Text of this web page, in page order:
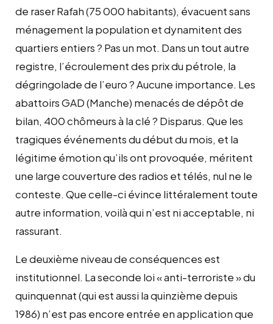
de raser Rafah (75 000 habitants), évacuent sans
ménagement la population et dynamitent des
quartiers entiers ? Pas un mot. Dans un tout autre
registre, l’écroulement des prix du pétrole, la
dégringolade de l’euro ? Aucune importance. Les
abattoirs GAD (Manche) menacés de dépôt de
bilan, 400 chômeurs à la clé ? Disparus. Que les
tragiques événements du début du mois, et la
légitime émotion qu’ils ont provoquée, méritent
une large couverture des radios et télés, nul ne le
conteste. Que celle-ci évince littéralement toute
autre information, voilà qui n’est ni acceptable, ni
rassurant.
Le deuxième niveau de conséquences est
institutionnel. La seconde loi « anti-terroriste » du
quinquennat (qui est aussi la quinzième depuis
1986) n’est pas encore entrée en application que